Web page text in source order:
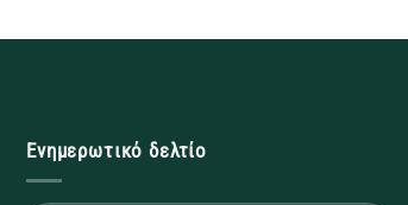
Ενημερωτικό δελτίο